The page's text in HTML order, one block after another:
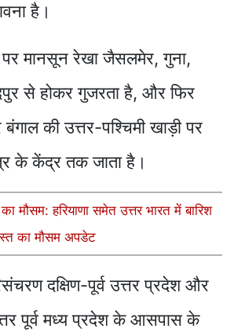
है।
मानसून रेखा जैसलमेर, गुना,
से होकर गुजरता है, और फिर
बंगाल की उत्तर-पश्चिमी खाड़ी पर
के केंद्र तक जाता है।
मौसम: हरियाणा समेत उत्तर भारत में बारिश
का मौसम अपडेट
दक्षिण-पूर्व उत्तर प्रदेश और
पूर्व मध्य प्रदेश के आसपास के